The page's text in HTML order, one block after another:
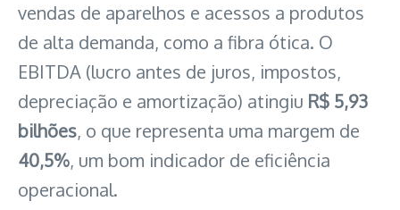
vendas de aparelhos e acessos a produtos
de alta demanda, como a fibra ótica. O
EBITDA (lucro antes de juros, impostos,
depreciação e amortização) atingiu R$ 5,93
bilhões, o que representa uma margem de
40,5%, um bom indicador de eficiência
operacional.